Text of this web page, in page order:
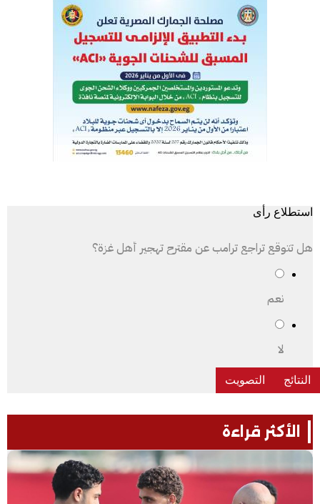
استطلاع رأى
هل تتوقع تراجع ترامب عن مقترح تهجير أهل غزة؟
نعم
لا
الأكثر قراءة